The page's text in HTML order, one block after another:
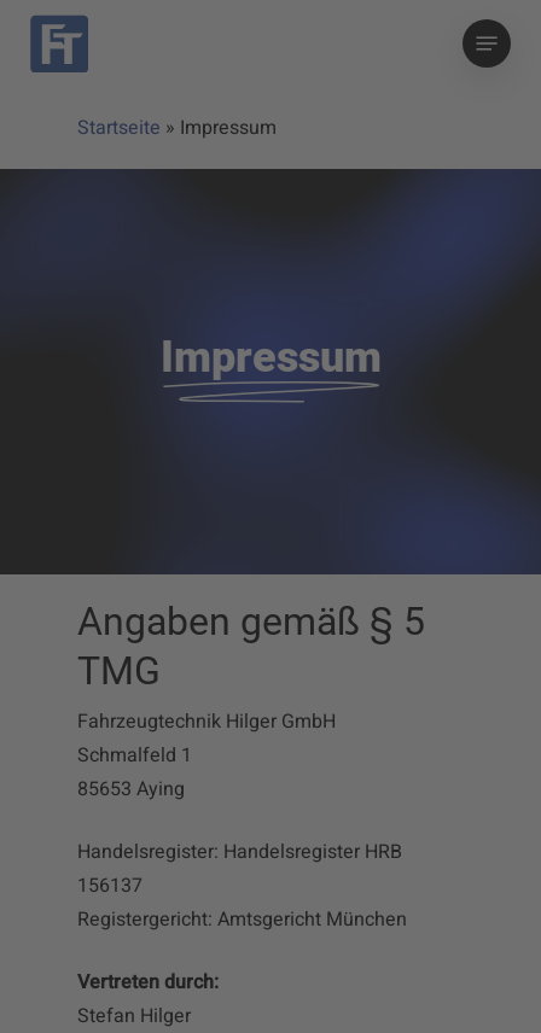
Skip
Menu
Startseite » Impressum
Impressum
Angaben gemäß § 5
TMG
Fahrzeugtechnik Hilger GmbH
Schmalfeld 1
85653 Aying
Handelsregister: Handelsregister HRB
156137
Registergericht: Amtsgericht München
Vertreten durch:
Stefan Hilger